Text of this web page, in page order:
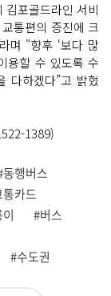
김포골드라인 서비
통편의 증진에 크
며 "향후 ‘보다 많
용할 수 있도록 수
다하겠다”고 밝혔
1389)
동행버스
카드
#버스
#수도권